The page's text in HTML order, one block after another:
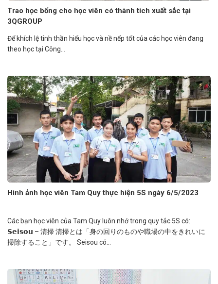
Trao học bổng cho học viên có thành tích xuất sắc tại
3QGROUP
Để khích lệ tinh thần hiếu học và nề nếp tốt của các học viên đang
theo học tại Công...
Hình ảnh học viên Tam Quy thực hiện 5S ngày 6/5/2023
Các bạn học viên của Tam Quy luôn nhớ trong quy tắc 5S có:
𝗦𝗲𝗶𝘀𝗼𝘂 – 清掃 清掃とは「身の回りのものや職場の中をきれいに
掃除すること」です。 Seisou có...